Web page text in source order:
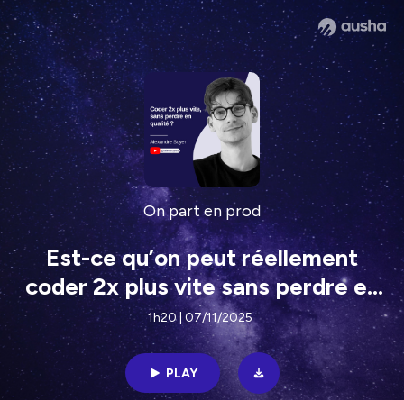
On part en prod
Est-ce qu’on peut réellement
coder 2x plus vite sans perdre en
qualité ? Alexandre Soyer #27
1h20 | 07/11/2025
PLAY